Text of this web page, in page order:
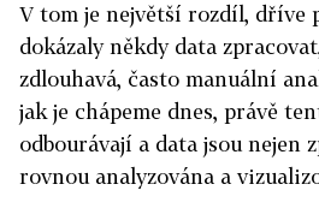
V tom je největší rozdíl, dříve
dokázaly někdy data
zdlouhavá, často manuální
jak je chápeme dnes, právě
odbourávají a data jsou nejen
rovnou analyzována a